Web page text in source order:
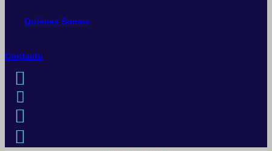
Quiénes Somos
Contacto